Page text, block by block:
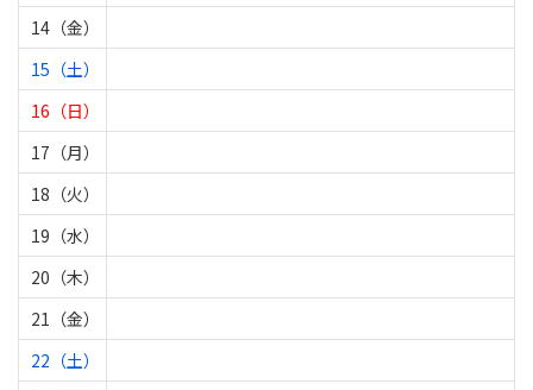
14（金）
15（土）
16（日）
17（月）
18（火）
19（水）
20（木）
21（金）
22（土）